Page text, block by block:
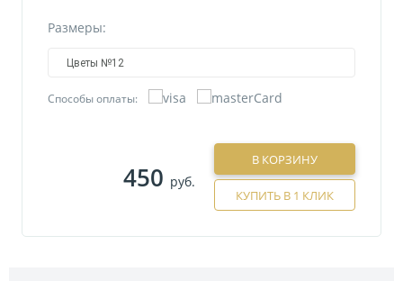
Размеры:
Цветы №12
Способы оплаты:
450 руб.
В КОРЗИНУ
КУПИТЬ В 1 КЛИК